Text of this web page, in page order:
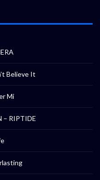
Believe It
Mi
– RIPTIDE